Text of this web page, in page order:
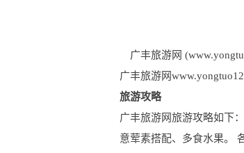
广丰旅游网
广丰旅游网
旅游攻略
广丰旅游网旅游攻略如下
意荤素搭配、多食水果。